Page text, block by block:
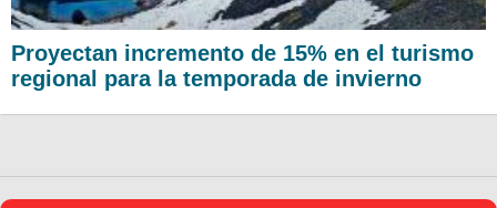
Proyectan incremento de 15% en el turismo
regional para la temporada de invierno